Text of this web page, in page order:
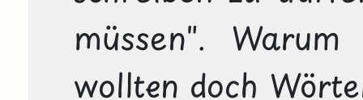
müssen".
wollten doch